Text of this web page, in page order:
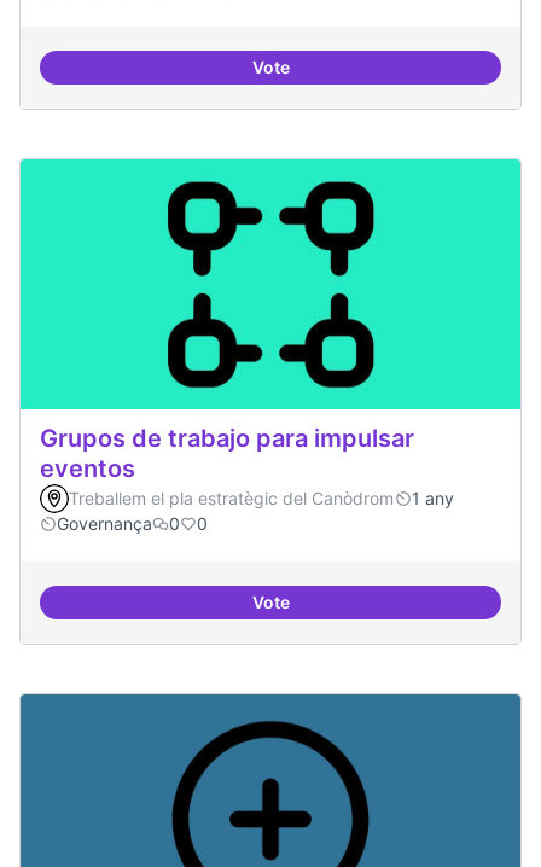
VoteGrades Obertes
Grupos de trabajo para impulsar
eventos
Treballem el pla estratègic del Canòdrom
1 any
Governança
0 0
VoteGrupos de trabajo para impulsar